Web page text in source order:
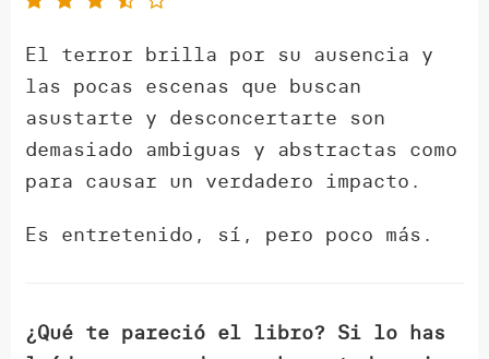
El terror brilla por su ausencia y
las pocas escenas que buscan
asustarte y desconcertarte son
demasiado ambiguas y abstractas como
para causar un verdadero impacto.
Es entretenido, sí, pero poco más.
¿Qué te pareció el libro? Si lo has